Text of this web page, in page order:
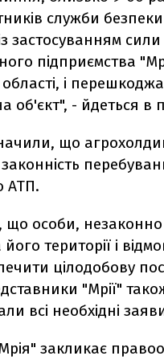
служби
із застосуванням
підприємства
і
об'єкт", - йдеться в
що
АТП.
що особи,
території і
цілодобову
"Мрії"
всі необхідні
закликає